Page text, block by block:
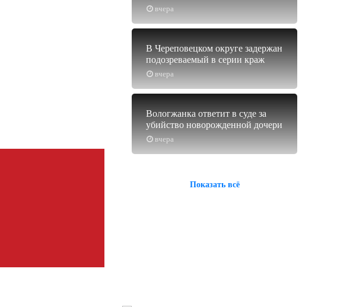
вчера
вчера
В Череповецком округе задержан
подозреваемый в серии краж
вчера
Вологжанка ответит в суде за
убийство новорожденной дочери
Показать всё